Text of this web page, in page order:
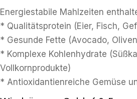
Energiestabile Mahlzeiten
* Qualitätsprotein (Eier, Fisch,
* Gesunde Fette (Avocado,
* Komplexe Kohlenhydrate
Vollkornprodukte)
* Antioxidantienreiche Gemüse